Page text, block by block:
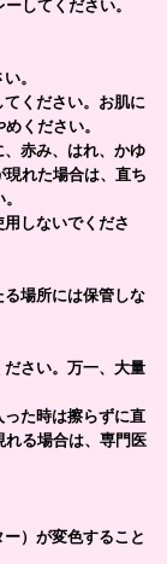
してください。
。
ください。お肌に
ください。
赤み、はれ、かゆ
れた場合は、直ち
しないでくださ
場所には保管しな
。
さい。万一、大量
た時は擦らずに直
れる場合は、専門医
）が変色すること